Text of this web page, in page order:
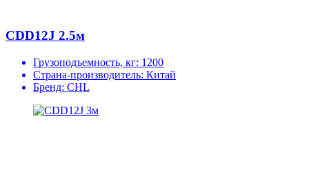
CDD12J 2.5м
Грузоподъемность, кг: 1200
Страна-производитель: Китай
Бренд: CHL